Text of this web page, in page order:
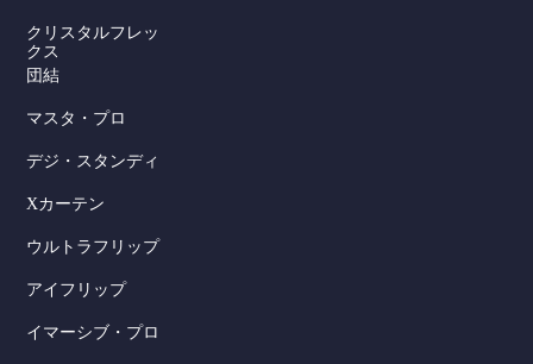
クリスタルフレッ
クス
団結
マスタ・プロ
デジ・スタンディ
Xカーテン
ウルトラフリップ
アイフリップ
イマーシブ・プロ